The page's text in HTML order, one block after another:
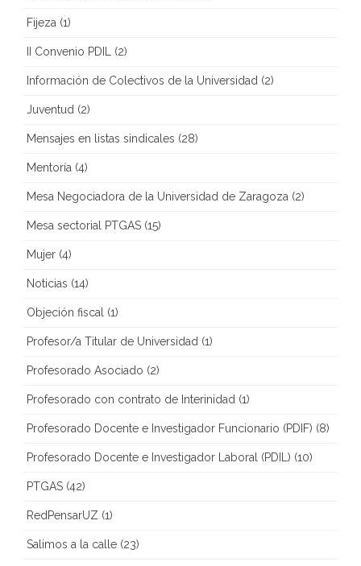
Fijeza (1)
II Convenio PDIL (2)
Información de Colectivos de la Universidad (2)
Juventud (2)
Mensajes en listas sindicales (28)
Mentoría (4)
Mesa Negociadora de la Universidad de Zaragoza (2)
Mesa sectorial PTGAS (15)
Mujer (4)
Noticias (14)
Objeción fiscal (1)
Profesor/a Titular de Universidad (1)
Profesorado Asociado (2)
Profesorado con contrato de Interinidad (1)
Profesorado Docente e Investigador Funcionario (PDIF) (8)
Profesorado Docente e Investigador Laboral (PDIL) (10)
PTGAS (42)
RedPensarUZ (1)
Salimos a la calle (23)